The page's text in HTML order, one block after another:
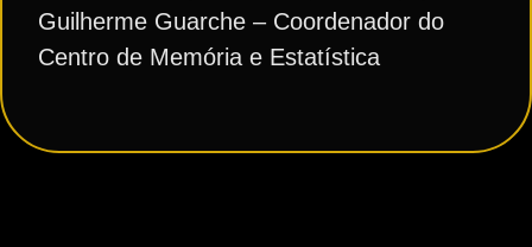
Guilherme Guarche – Coordenador do
Centro de Memória e Estatística